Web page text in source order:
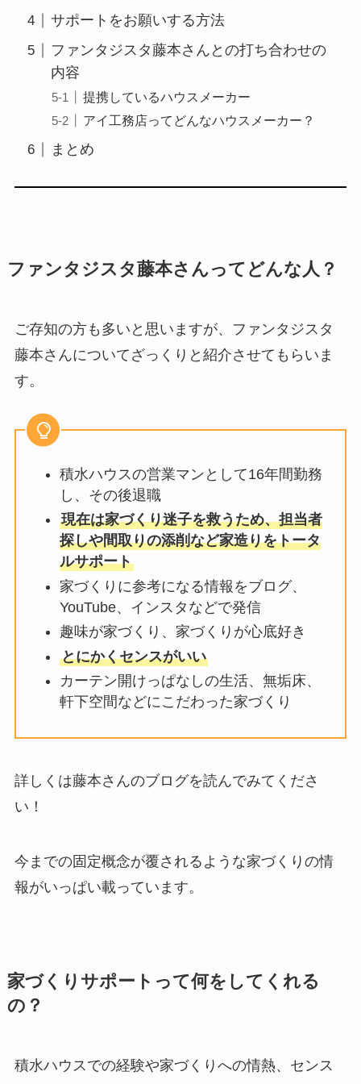
サポートをお願いする方法
ファンタジスタ藤本さんとの打ち合わせの
内容
提携しているハウスメーカー
アイ工務店ってどんなハウスメーカー？
まとめ
ファンタジスタ藤本さんってどんな人？
ご存知の方も多いと思いますが、ファンタジスタ
藤本さんについてざっくりと紹介させてもらいま
す。
積水ハウスの営業マンとして16年間勤務
し、その後退職
現在は家づくり迷子を救うため、担当者
探しや間取りの添削など家造りをトータ
ルサポート
家づくりに参考になる情報をブログ、
YouTube、インスタなどで発信
趣味が家づくり、家づくりが心底好き
とにかくセンスがいい
カーテン開けっぱなしの生活、無垢床、
軒下空間などにこだわった家づくり
詳しくは藤本さんのブログを読んでみてくださ
い！
今までの固定概念が覆されるような家づくりの情
報がいっぱい載っています。
家づくりサポートって何をしてくれる
の？
積水ハウスでの経験や家づくりへの情熱、センス